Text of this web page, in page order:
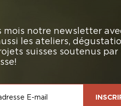
mois notre newsletter
les ateliers,
suisses soutenus